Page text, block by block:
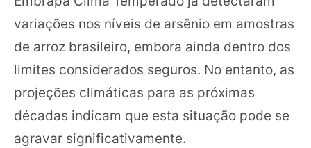
variações nos níveis de arsênio em amostras
de arroz brasileiro, embora ainda dentro dos
limites considerados seguros. No entanto, as
projeções climáticas para as próximas
décadas indicam que esta situação pode se
agravar significativamente.